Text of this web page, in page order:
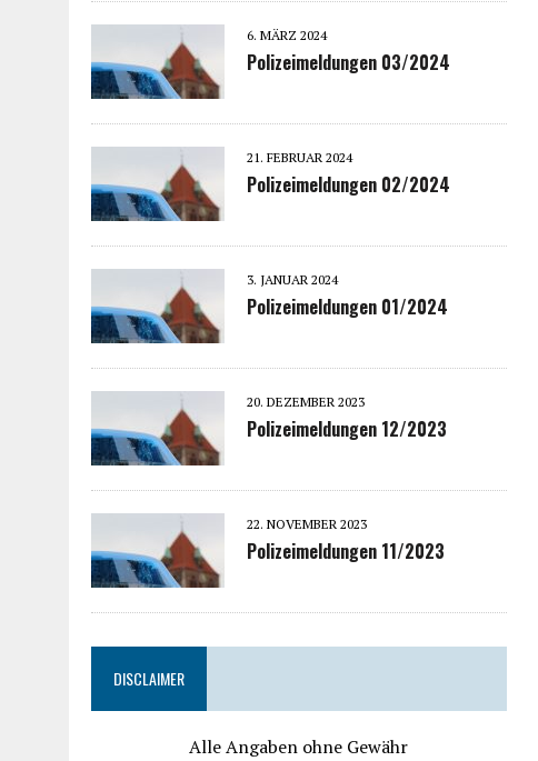
6. MÄRZ 2024
Polizeimeldungen 03/2024
21. FEBRUAR 2024
Polizeimeldungen 02/2024
3. JANUAR 2024
Polizeimeldungen 01/2024
20. DEZEMBER 2023
Polizeimeldungen 12/2023
22. NOVEMBER 2023
Polizeimeldungen 11/2023
DISCLAIMER
Alle Angaben ohne Gewähr